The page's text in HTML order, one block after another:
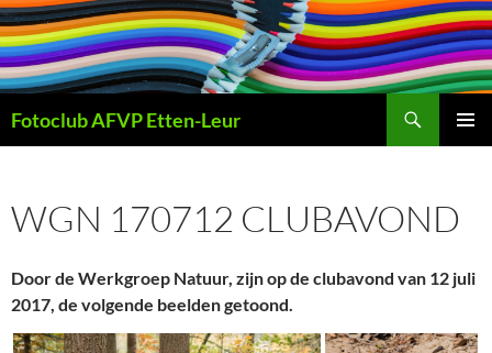
Ga
naar
de
inhoud
Fotoclub AFVP Etten-Leur
WGN 170712 CLUBAVOND
Door de Werkgroep Natuur, zijn op de clubavond van 12 juli
2017, de volgende beelden getoond.